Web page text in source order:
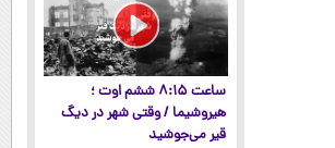
ساعت ۸:۱۵ ششم اوت ؛
هیروشیما / وقتی شهر در دیگ
قیر می‌جوشید